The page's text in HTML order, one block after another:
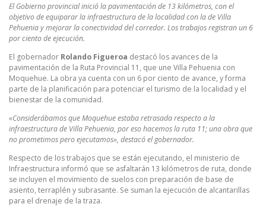
El Gobierno provincial inició la pavimentación de 13 kilómetros, con el
objetivo de equiparar la infraestructura de la localidad con la de Villa
Pehuenia y mejorar la conectividad del corredor. Los trabajos registran un 6
por ciento de ejecución.
El gobernador Rolando Figueroa destacó los avances de la
pavimentación de la Ruta Provincial 11, que une Villa Pehuenia con
Moquehue. La obra ya cuenta con un 6 por ciento de avance, y forma
parte de la planificación para potenciar el turismo de la localidad y el
bienestar de la comunidad.
«Considerábamos que Moquehue estaba retrasada respecto a la
infraestructura de Villa Pehuenia, por eso hacemos la ruta 11; una obra que
no prometimos pero ejecutamos», destacó el gobernador.
Respecto de los trabajos que se están ejecutando, el ministerio de
Infraestructura informó que se asfaltarán 13 kilómetros de ruta, donde
se incluyen el movimiento de suelos con preparación de base de
asiento, terraplén y subrasante. Se suman la ejecución de alcantarillas
para el drenaje de la traza.